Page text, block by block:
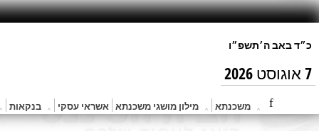
7 אוגוסט 2026
משכנתא מילון מושגי משכנתא אשראי עסקי בנקאות